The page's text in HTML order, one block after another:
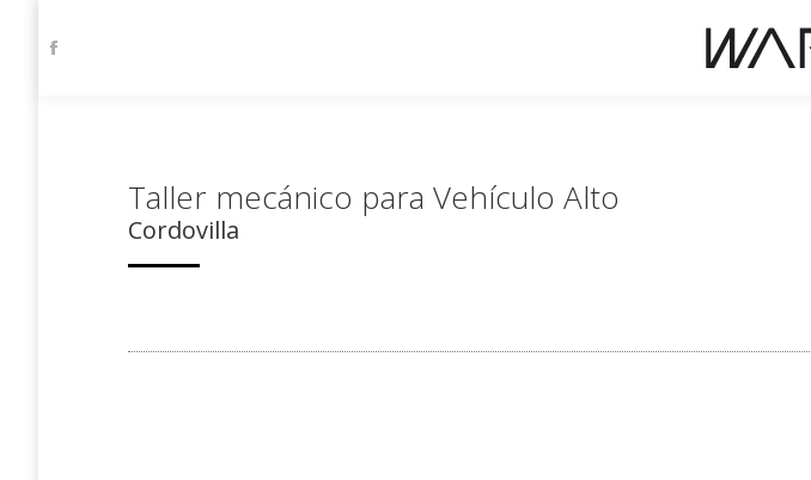
Facebook
Taller mecánico para Vehículo Alto
Cordovilla